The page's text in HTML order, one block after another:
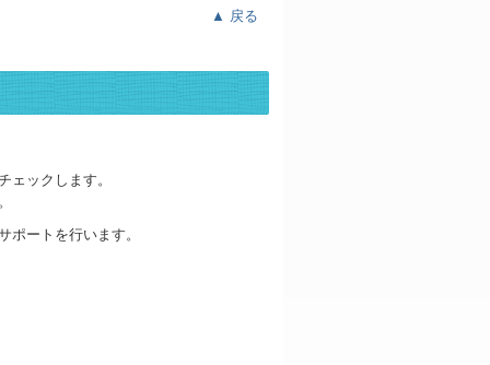
▲ 戻る
ェックします。
ポートを行います。